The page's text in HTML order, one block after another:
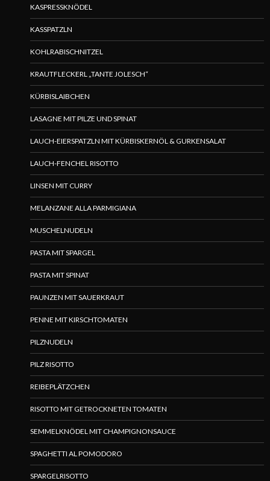
KASPRESSKNÖDEL
KASSPATZLN
KOHLRABISCHNITZEL
KRAUTFLECKERL „TANTE JOLESCH“
KÜRBISLAIBCHEN
LASAGNE MIT PILZE UND SPINAT
LAUCH-EIERSPATZLN MIT KÜRBISKERNÖL & GURKENSALAT
LAUCH-FENCHEL RISOTTO
LINSEN MIT CURRY
MELANZANE ALLA PARMIGIANA
MUSCHELNUDELN
PASTA MIT SPARGEL
PASTA MIT SPINAT
PAUNZEN MIT SAUERKRAUT
PENNE MIT KIRSCHTOMATEN
PILZNUDELN
PILZ RISOTTO
REIBEPLÄTZCHEN
RISOTTO MIT GETROCKNETEN TOMATEN
SEMMELKNÖDEL MIT CHAMPIGNONSAUCE
SPAGHETTI AL POMODORO
SPARGELRISOTTO